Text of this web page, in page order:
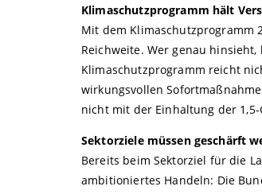
Klimaschutzprogramm hält
Mit dem Klimaschutzprogramm
Reichweite. Wer genau
Klimaschutzprogramm reicht
wirkungsvollen
nicht mit der Einhaltung der
Sektorziele müssen geschärft
Bereits beim Sektorziel für die
ambitioniertes Handeln: Die